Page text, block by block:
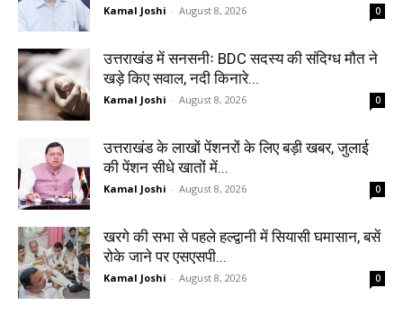
Kamal Joshi - August 8, 2026 0
उत्तराखंड में सनसनीः BDC सदस्य की संदिग्ध मौत ने
खड़े किए सवाल, नदी किनारे...
Kamal Joshi - August 8, 2026 0
उत्तराखंड के लाखों पेंशनरों के लिए बड़ी खबर, जुलाई
की पेंशन सीधे खातों में...
Kamal Joshi - August 8, 2026 0
खरगे की सभा से पहले हल्द्वानी में सियासी घमासान, बसें
रोके जाने पर एसएसपी...
Kamal Joshi - August 8, 2026 0